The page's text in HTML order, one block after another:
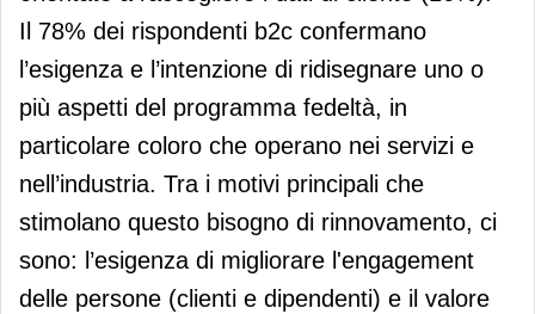
Il 78% dei rispondenti b2c confermano
l’esigenza e l’intenzione di ridisegnare uno o
più aspetti del programma fedeltà, in
particolare coloro che operano nei servizi e
nell’industria. Tra i motivi principali che
stimolano questo bisogno di rinnovamento, ci
sono: l’esigenza di migliorare l'engagement
delle persone (clienti e dipendenti) e il valore